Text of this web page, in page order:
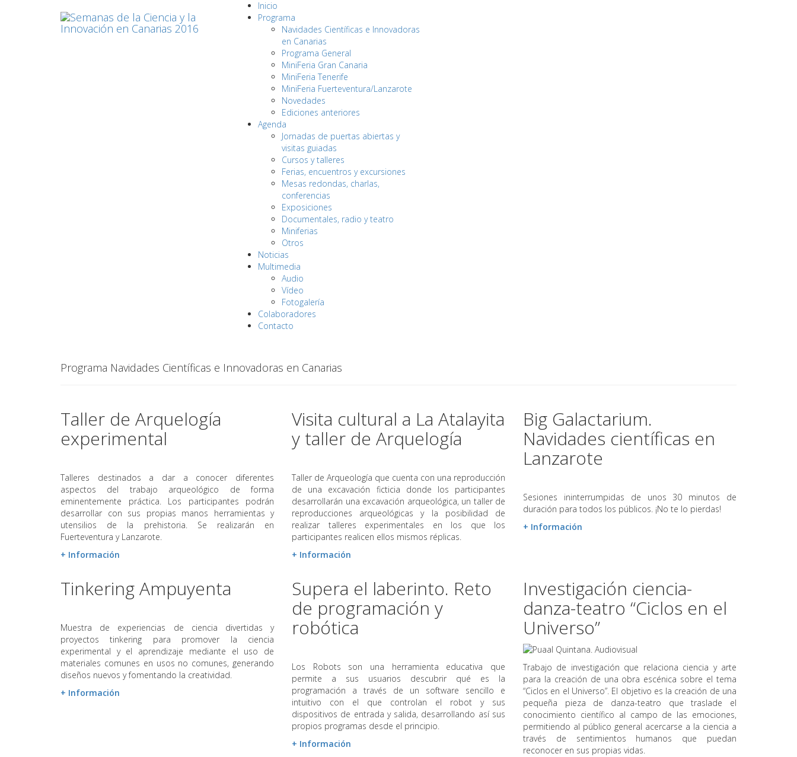
Inicio
Programa
Navidades Científicas e Innovadoras
en Canarias
Programa General
MiniFeria Gran Canaria
MiniFeria Tenerife
MiniFeria Fuerteventura/Lanzarote
Novedades
Ediciones anteriores
Agenda
Jornadas de puertas abiertas y
visitas guiadas
Cursos y talleres
Ferias, encuentros y excursiones
Mesas redondas, charlas,
conferencias
Exposiciones
Documentales, radio y teatro
Miniferias
Otros
Noticias
Multimedia
Audio
Vídeo
Fotogalería
Colaboradores
Contacto
Programa Navidades Científicas e Innovadoras en Canarias
Taller de Arquelogía
experimental
Talleres destinados a dar a conocer diferentes
aspectos del trabajo arqueológico de forma
eminentemente práctica. Los participantes podrán
desarrollar con sus propias manos herramientas y
utensilios de la prehistoria. Se realizarán en
Fuerteventura y Lanzarote.
+ Información
Visita cultural a La Atalayita
y taller de Arquelogía
Taller de Arqueología que cuenta con una reproducción
de una excavación ficticia donde los participantes
desarrollarán una excavación arqueológica, un taller de
reproducciones arqueológicas y la posibilidad de
realizar talleres experimentales en los que los
participantes realicen ellos mismos réplicas.
+ Información
Big Galactarium.
Navidades científicas en
Lanzarote
Sesiones ininterrumpidas de unos 30 minutos de
duración para todos los públicos. ¡No te lo pierdas!
+ Información
Tinkering Ampuyenta
Muestra de experiencias de ciencia divertidas y
proyectos tinkering para promover la ciencia
experimental y el aprendizaje mediante el uso de
materiales comunes en usos no comunes, generando
diseños nuevos y fomentando la creatividad.
+ Información
Supera el laberinto. Reto
de programación y
robótica
Los Robots son una herramienta educativa que
permite a sus usuarios descubrir qué es la
programación a través de un software sencillo e
intuitivo con el que controlan el robot y sus
dispositivos de entrada y salida, desarrollando así sus
propios programas desde el principio.
+ Información
Investigación ciencia-
danza-teatro “Ciclos en el
Universo”
Trabajo de investigación que relaciona ciencia y arte
para la creación de una obra escénica sobre el tema
“Ciclos en el Universo”. El objetivo es la creación de una
pequeña pieza de danza-teatro que traslade el
conocimiento científico al campo de las emociones,
permitiendo al público general acercarse a la ciencia a
través de sentimientos humanos que puedan
reconocer en sus propias vidas.